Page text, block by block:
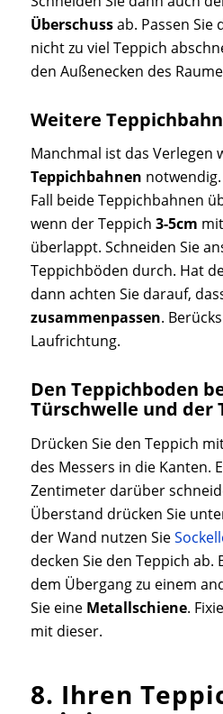
Überschussab. Passen Sie
nicht zu viel Teppich
den Außenecken des
Weitere
Manchmal ist das Verlegen
Teppichbahnen
Fall beide Teppichbahnen
wenn der Teppich 3-5cm
überlappt. Schneiden Sie
Teppichböden durch. Hat
dann achten Sie darauf,
zusammenpassen.
Laufrichtung.
Den Teppichboden
Türschwelle und der
Drücken Sie den Teppich
des Messers in die Kanten.
Zentimeter darüber
Überstand drücken Sie
der Wand nutzen Sie
decken Sie den Teppich ab.
dem Übergang zu einem
Sie eine Metallschiene.
mit dieser.
8. Ihren